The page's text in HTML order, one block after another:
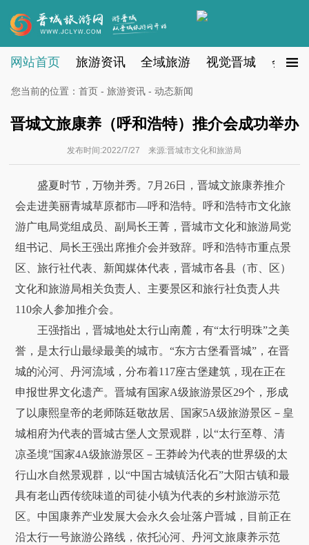
网站首页 旅游资讯 全域旅游 视觉晋城 会员
您当前的位置： 首页 - 旅游资讯 - 动态新闻
晋城文旅康养（呼和浩特）推介会成功举办
发布时间:2022/7/27 来源:晋城市文化和旅游局
盛夏时节，万物并秀。7月26日，晋城文旅康养推介
会走进美丽青城草原都市—呼和浩特。呼和浩特市文化旅
游广电局党组成员、副局长王菁，晋城市文化和旅游局党
组书记、局长王强出席推介会并致辞。呼和浩特市重点景
区、旅行社代表、新闻媒体代表，晋城市各县（市、区）
文化和旅游局相关负责人、主要景区和旅行社负责人共
110余人参加推介会。
王强指出，晋城地处太行山南麓，有“太行明珠”之美
誉，是太行山最绿最美的城市。“东方古堡看晋城”，在晋
城的沁河、丹河流域，分布着117座古堡建筑，现在正在
申报世界文化遗产。晋城有国家A级旅游景区29个，形成
了以康熙皇帝的老师陈廷敬故居、国家5A级旅游景区－皇
城相府为代表的晋城古堡人文景观群，以“太行至尊、清
凉圣境”国家4A级旅游景区－王莽岭为代表的世界级的太
行山水自然景观群，以“中国古城镇活化石”大阳古镇和最
具有老山西传统味道的司徒小镇为代表的乡村旅游示范
区。中国康养产业发展大会永久会址落户晋城，目前正在
沿太行一号旅游公路线，依托沁河、丹河文旅康养示范